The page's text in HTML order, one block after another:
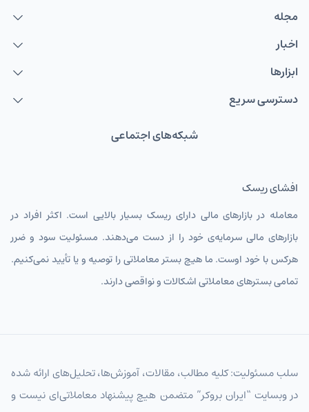
مجله
اخبار
ابزارها
دسترسی سریع
شبکه‌های اجتماعی
افشای ریسک
معامله در بازارهای مالی دارای ریسک بسیار بالایی است. اکثر افراد در
بازارهای مالی سرمایه‌ی خود را از دست می‌دهند. مسئولیت سود و ضرر
هرکس با خود اوست. ما هیچ بستر معاملاتی را توصیه و یا تأیید نمی‌کنیم.
تمامی بسترهای معاملاتی اشکالات و نواقصی دارند.
سلب مسئولیت: کلیه مطالب، مقالات، آموزش‌ها، تحلیل‌های ارائه شده
در وبسایت “ایران بروکر” متضمن هیچ پیشنهاد معاملاتی‌ای نیست و